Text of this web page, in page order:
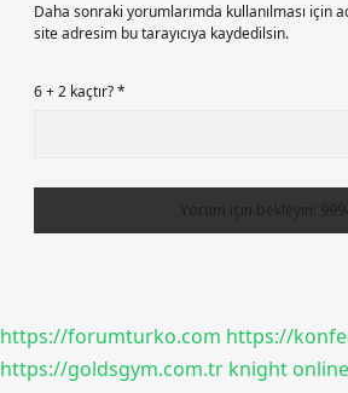
Daha sonraki yorumlarımda kullanılması için
site adresim bu tarayıcıya kaydedilsin.
6 + 2 kaçtır?*
https://forumturko.com https://
https://goldsgym.com.tr knight online